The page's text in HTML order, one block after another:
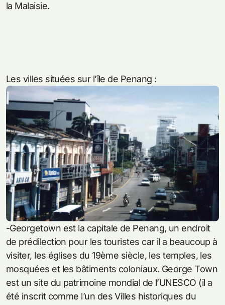
la Malaisie.
Les villes situées sur l’île de Penang :
-Georgetown est la capitale de Penang, un endroit
de prédilection pour les touristes car il a beaucoup à
visiter, les églises du 19ème siècle, les temples, les
mosquées et les bâtiments coloniaux. George Town
est un site du patrimoine mondial de l’UNESCO (il a
été inscrit comme l’un des Villes historiques du